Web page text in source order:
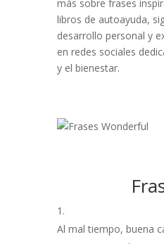
más sobre frases
libros de autoayuda,
desarrollo personal y
en redes sociales
y el bienestar.
Al mal tiempo, buena